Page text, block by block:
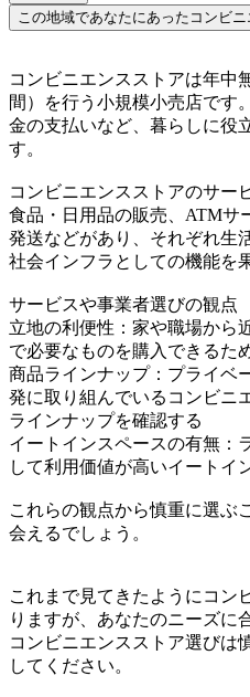
この地域であなたにあったコンビ
コンビニエンスストアは年中
間）を行う小規模小売店です
金の支払いなど、暮らしに役
す。
コンビニエンスストアのサー
食品・日用品の販売、ATMサ
発送などがあり、それぞれ生
社会インフラとしての機能を
サービスや事業者選びの観点
立地の利便性：家や職場から
で必要なものを購入できるた
商品ラインナップ：プライベ
発に取り組んでいるコンビニ
ラインナップを確認する
イートインスペースの有無：
して利用価値が高いイートイ
これらの観点から慎重に選ぶ
会えるでしょう。
これまで見てきたようにコン
りますが、あなたのニーズに
コンビニエンスストア選びは
してください。